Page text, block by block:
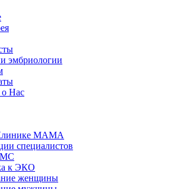
эмбриологии
Нас
МАМА
специалистов
к ЭКО
женщины